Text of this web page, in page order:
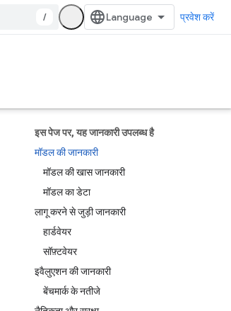
/ प्रवेश करें
इस पेज पर, यह जानकारी उपलब्ध है
मॉडल की जानकारी
मॉडल की खास जानकारी
मॉडल का डेटा
लागू करने से जुड़ी जानकारी
हार्डवेयर
सॉफ़्टवेयर
इवैलुएशन की जानकारी
बेंचमार्क के नतीजे